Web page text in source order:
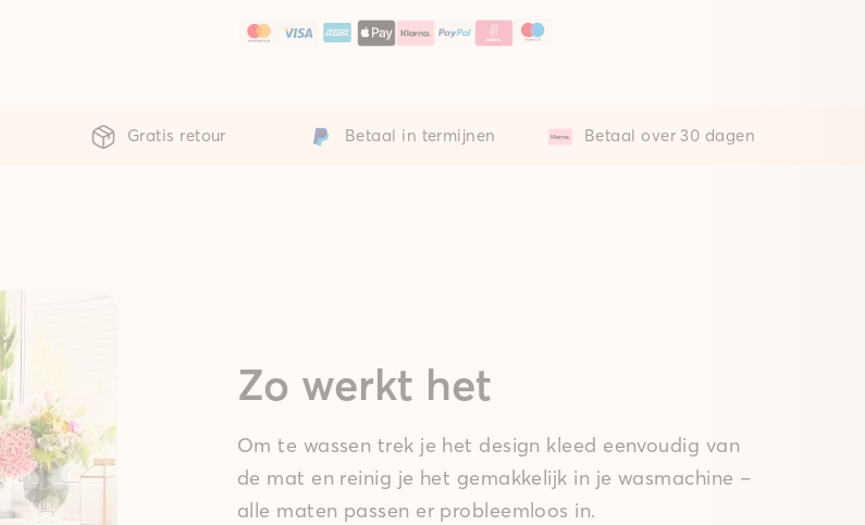
Gratis retour Betaal in termijnen Betaal over 30 dagen
Zo werkt het
Om te wassen trek je het design kleed eenvoudig van
de mat en reinig je het gemakkelijk in je wasmachine –
alle maten passen er probleemloos in.